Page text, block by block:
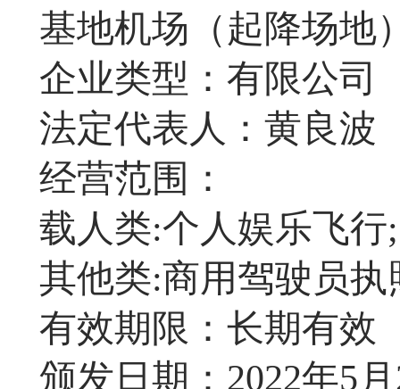
基地机场（起降场地
企业类型：有限公司
法定代表人： 黄良波
经营范围：
载人类:个人娱乐飞行;
其他类:商用驾驶员
有效期限：长期有效
颁发日期： 2022年5月